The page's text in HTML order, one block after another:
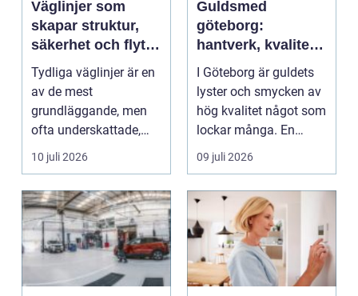
Väglinjer som
skapar struktur,
säkerhet och flyt i
trafiken
Tydliga väglinjer är en
av de mest
grundläggande, men
ofta underskattade,
delarna i trafikmiljön.
De...
10 juli 2026
Guldsmed
göteborg:
hantverk, kvalitet
och personlig
service
I Göteborg är guldets
lyster och smycken av
hög kvalitet något som
lockar många. En
guldsmed i Göteb...
09 juli 2026